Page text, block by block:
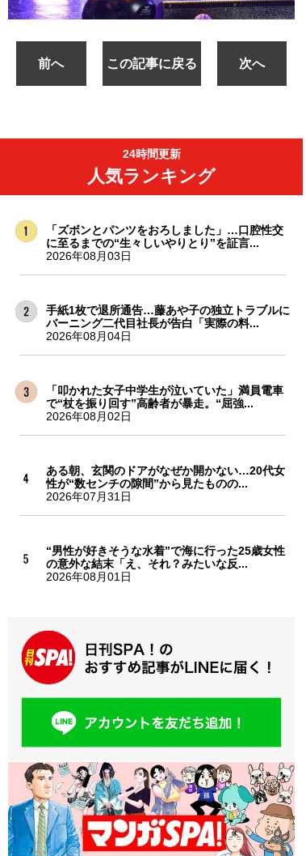
前へ この記事に戻る 次へ
24時間更新
人気ランキング
「ズボンとパンツをおろしました」…口腔性交
に至るまでの“生々しいやりとり”を証言...
2026年08月03日
手紙1枚で退所通告…藤あや子の独立トラブルに
バーニング二代目社長が告白「実際の料...
2026年08月04日
「叩かれた女子中学生が泣いていた」満員電車
で“杖を振り回す”高齢者が暴走。“屈強...
2026年08月02日
ある朝、玄関のドアがなぜか開かない…20代女
性が“数センチの隙間”から見たものの...
2026年07月31日
“男性が好きそうな水着”で海に行った25歳女性
の意外な結末「え、それ？みたいな反...
2026年08月01日